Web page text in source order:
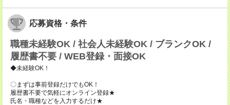
応募資格・条件
職種未経験OK / 社会人未経験OK / ブランクOK /
履歴書不要 / WEB登録・面接OK
◆未経験OK！
〇まずは事前登録だけでもOK！
履歴書不要で気軽にオンライン登録★
氏名・職種などを入力するだけ★